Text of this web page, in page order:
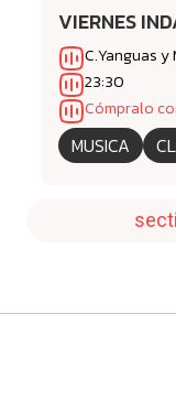
VIERNES
C.Yanguas
23:30
Cómpralo
MUSICA